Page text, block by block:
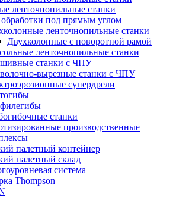
ленточнопильные станки
под прямым углом
ленточнопильные станки
Двухколонные с поворотной рамой
ленточнопильные станки
станки с ЧПУ
вырезные станки с ЧПУ
супердрели
станки
производственные
палетный контейнер
палетный склад
система
Thompson